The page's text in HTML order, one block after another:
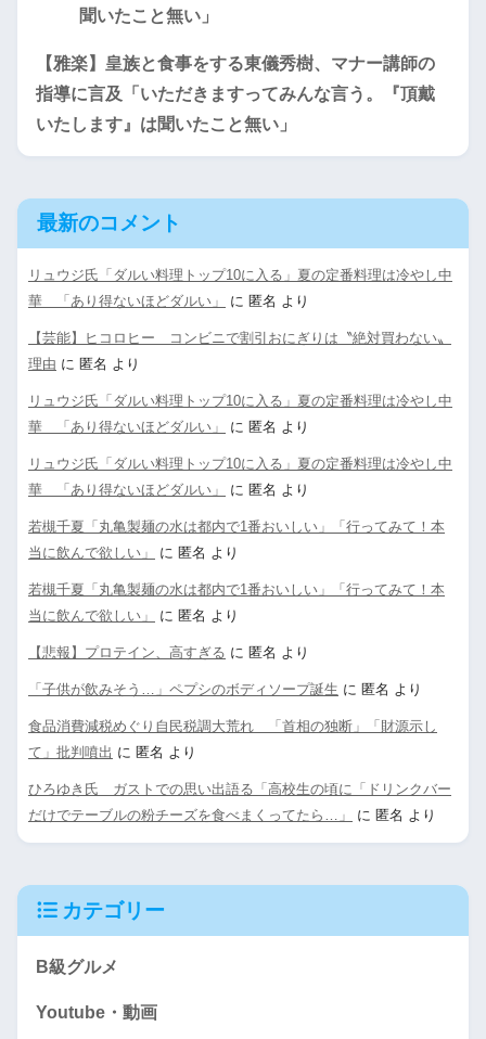
【雅楽】皇族と食事をする東儀秀樹、マナー講師の
指導に言及「いただきますってみんな言う。『頂戴
いたします』は聞いたこと無い」
最新のコメント
リュウジ氏「ダルい料理トップ10に入る」夏の定番料理は冷やし中
華 「あり得ないほどダルい」
に 匿名 より
【芸能】ヒコロヒー コンビニで割引おにぎりは〝絶対買わない〟
理由 に 匿名 より
リュウジ氏「ダルい料理トップ10に入る」夏の定番料理は冷やし中
華 「あり得ないほどダルい」
に 匿名 より
リュウジ氏「ダルい料理トップ10に入る」夏の定番料理は冷やし中
華 「あり得ないほどダルい」
に 匿名 より
若槻千夏「丸亀製麺の水は都内で1番おいしい」「行ってみて！本
当に飲んで欲しい」
に 匿名 より
若槻千夏「丸亀製麺の水は都内で1番おいしい」「行ってみて！本
当に飲んで欲しい」
に 匿名 より
【悲報】プロテイン、高すぎる に 匿名 より
「子供が飲みそう…」ペプシのボディソープ誕生 に 匿名 より
食品消費減税めぐり自民税調大荒れ 「首相の独断」「財源示し
て」批判噴出 に 匿名 より
ひろゆき氏 ガストでの思い出語る「高校生の頃に「ドリンクバー
だけでテーブルの粉チーズを食べまくってたら…」
に 匿名 より
カテゴリー
B級グルメ
Youtube・動画